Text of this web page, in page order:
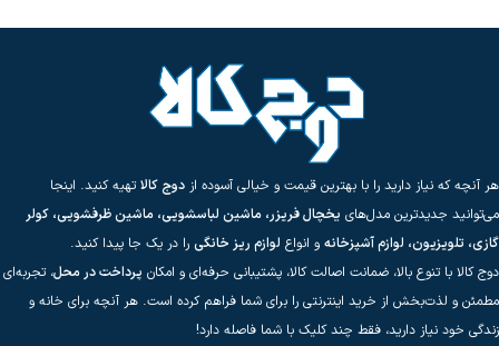
هر آنچه که نیاز دارید را با بهترین قیمت و خیالی آسوده از دوج کالاتهیه کنید. اینجا
می‌توانید جدیدترین مدل‌های یخچال فریزر، ماشین لباسشویی، ماشین ظرفشویی، کولر
گازی، تلویزیون، لوازم آشپزخانه و انواع لوازم ریز خانگی را در یک جا پیدا کنید.
دوج کالا با تنوع بالا، ضمانت اصالت کالا، پشتیبانی حرفه‌ای و امکان پرداخت در محل، تجربه‌ای
مطمئن و لذت‌بخش از خرید اینترنتی را برای شما فراهم کرده است. هر آنچه برای خانه و
زندگی خود نیاز دارید، فقط چند کلیک با شما فاصله دارد!